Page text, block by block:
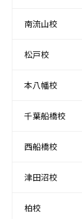
南流山校
松戸校
本八幡校
千葉船橋校
西船橋校
津田沼校
柏校